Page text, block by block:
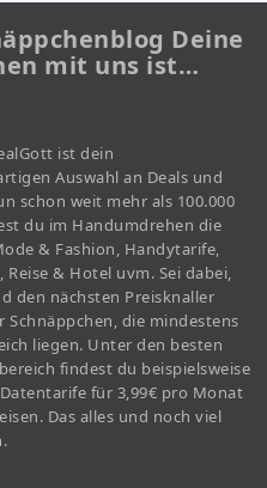
Deine
mit uns ist…
ist dein
Auswahl an Deals und
schon weit mehr als 100.000
du im Handumdrehen die
& Fashion, Handytarife,
& Hotel uvm. Sei dabei,
den nächsten Preisknaller
die mindestens
liegen. Unter den besten
findest du beispielsweise
für 3,99€ pro Monat
Das alles und noch viel